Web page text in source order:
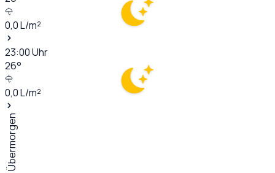
0,0L/m²
23:00Uhr
26°
0,0L/m²
Übermorgen